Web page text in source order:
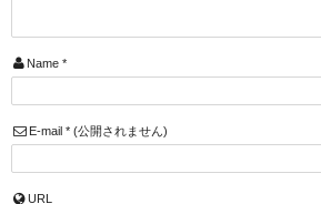
Name *
E-mail *(公開されません)
URL